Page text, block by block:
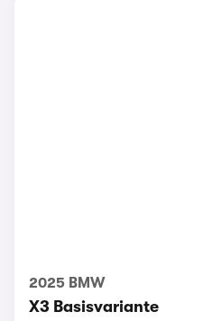
2025 BMW
X3 Basisvariante